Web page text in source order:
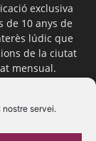
servei.
exclusiva
de 10 anys de
lúdic que
de la ciutat
mensual.